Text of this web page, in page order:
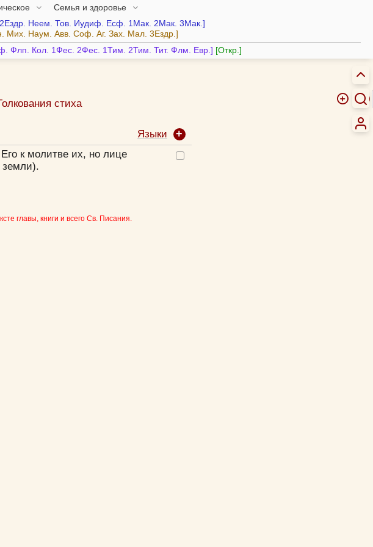
Семья и здоровье
2Ездр. Неем. Тов. Иудиф. Есф. 1Мак. 2Мак. 3Мак.
Мих. Наум. Авв. Соф. Аг. Зах. Мал. 3Ездр.
Флп. Кол. 1Фес. 2Фес. 1Тим. 2Тим. Тит. Флм. Евр. Откр.
стиха
Языки
к молитве их, но лице
земли).
главы, книги и всего Св. Писания.